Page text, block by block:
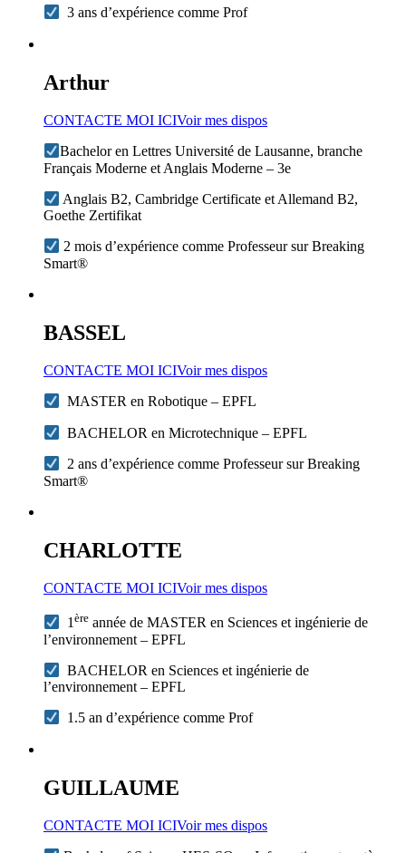
3 ans d’expérience comme Prof
Arthur
CONTACTE MOI ICIVoir mes dispos
Bachelor en Lettres Université de Lausanne, branche
Français Moderne et Anglais Moderne – 3e
Anglais B2, Cambridge Certificate et Allemand B2,
Goethe Zertifikat
2 mois d’expérience comme Professeur sur Breaking
Smart®
BASSEL
CONTACTE MOI ICIVoir mes dispos
MASTER en Robotique – EPFL
BACHELOR en Microtechnique – EPFL
2 ans d’expérience comme Professeur sur Breaking
Smart®
CHARLOTTE
CONTACTE MOI ICIVoir mes dispos
1ère année de MASTER en Sciences et ingénierie de
l’environnement – EPFL
BACHELOR en Sciences et ingénierie de
l’environnement – EPFL
1.5 an d’expérience comme Prof
GUILLAUME
CONTACTE MOI ICIVoir mes dispos